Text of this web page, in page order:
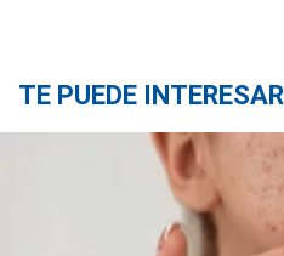
TE PUEDE INTERESAR